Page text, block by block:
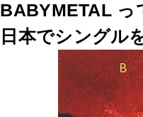
BABYMETAL っ
日本でシングル